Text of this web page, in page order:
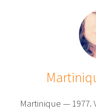
Martinique — 1977.